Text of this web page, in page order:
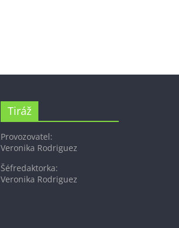
Tiráž
Provozovatel:
Veronika Rodriguez
Šéfredaktorka:
Veronika Rodriguez